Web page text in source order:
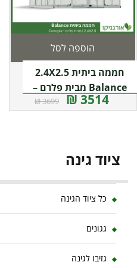
חממה ביתית 2.4X2.5
Balance מבית פלרם –
Canopia
3514 ₪
3699 ₪
הוספה לסל
ציוד גינה
כל ציוד הגינה
גגונים
גזיבו לגינה